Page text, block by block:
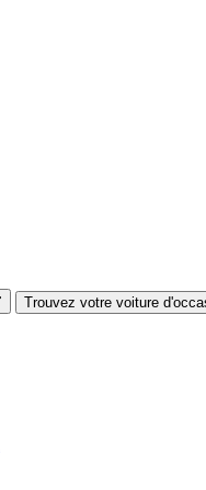
Trouvez votre voiture